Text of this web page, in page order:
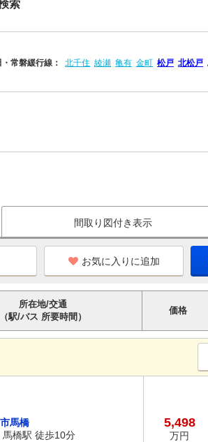
索
常磐緩行線： 北千住 綾瀬 亀有 金町 松戸 北松戸
間取り図付き表示
お気に入りに追加
所在地/交通
（駅/バス 所要時間）
価格
馬橋
馬橋駅 徒歩10分
5,498
万円